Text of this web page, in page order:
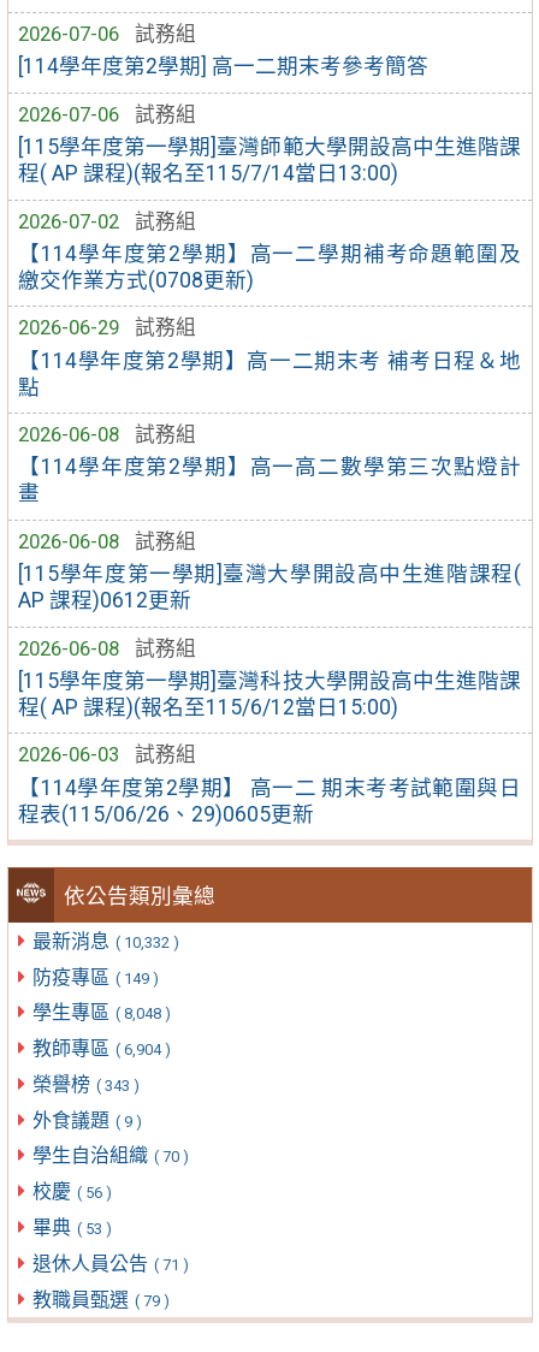
2026-07-06
試務組
[114學年度第2學期] 高一二期末考參考簡答
2026-07-06
試務組
[115學年度第一學期]臺灣師範大學開設高中生進階課
程( AP 課程)(報名至115/7/14當日13:00)
2026-07-02
試務組
【114學年度第2學期】高一二學期補考命題範圍及
繳交作業方式(0708更新)
2026-06-29
試務組
【114學年度第2學期】高一二期末考 補考日程＆地
點
2026-06-08
試務組
【114學年度第2學期】高一高二數學第三次點燈計
畫
2026-06-08
試務組
[115學年度第一學期]臺灣大學開設高中生進階課程(
AP 課程)0612更新
2026-06-08
試務組
[115學年度第一學期]臺灣科技大學開設高中生進階課
程( AP 課程)(報名至115/6/12當日15:00)
2026-06-03
試務組
【114學年度第2學期】 高一二 期末考考試範圍與日
程表(115/06/26、29)0605更新
依公告類別彙總
最新消息 ( 10,332 )
防疫專區 ( 149 )
學生專區 ( 8,048 )
教師專區 ( 6,904 )
榮譽榜 ( 343 )
外食議題 ( 9 )
學生自治組織 ( 70 )
校慶 ( 56 )
畢典 ( 53 )
退休人員公告 ( 71 )
教職員甄選 ( 79 )